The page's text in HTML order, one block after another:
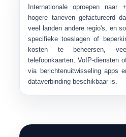
Internationale oproepen naar
hogere tarieven gefactureerd
veel landen andere regio's, en
specifieke toeslagen of
kosten te beheersen,
telefoonkaarten, VoIP-diensten
via berichtenuitwisseling apps
dataverbinding beschikbaar is.